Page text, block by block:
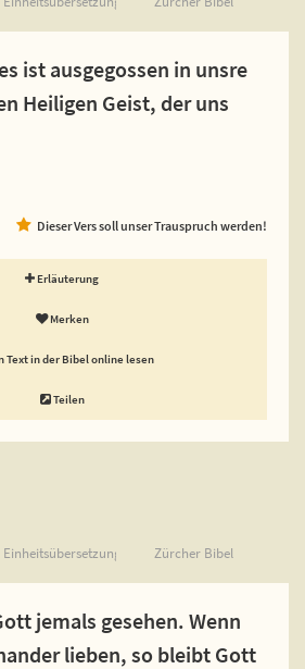
ist ausgegossen in unsre
Heiligen Geist, der uns
Dieser Vers soll unser Trauspruch werden!
Erläuterung
Merken
Text in der Bibel online lesen
Teilen
Einheitsübersetzung Zürcher Bibel
jemals gesehen. Wenn
lieben, so bleibt Gott